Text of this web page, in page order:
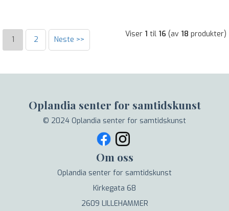
1 2 Neste >>
Viser 1 til 16 (av 18 produkter)
Oplandia senter for samtidskunst
© 2024 Oplandia senter for samtidskunst
Om oss
Oplandia senter for samtidskunst
Kirkegata 68
2609 LILLEHAMMER